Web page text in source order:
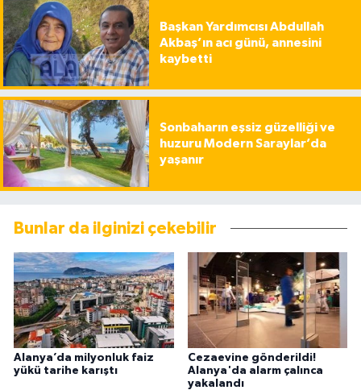
Başkan Yardımcısı Abdullah
Akbaş’ın acı günü, annesini
kaybetti
Sonbaharın eşsiz güzelliği ve
huzuru Modern Saraylar’da
yaşanır
Bunlar da ilginizi çekebilir
Alanya’da milyonluk faiz
yükü tarihe karıştı
Cezaevine gönderildi!
Alanya'da alarm çalınca
yakalandı